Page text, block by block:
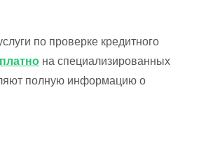
по проверке кредитного
на специализированных
полную информацию о